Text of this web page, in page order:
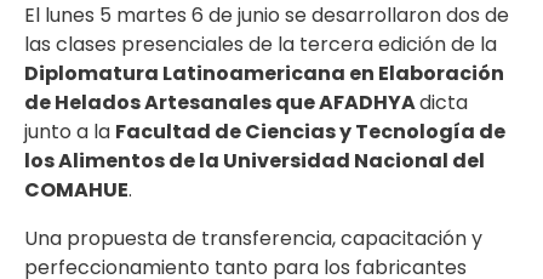
El lunes 5 martes 6 de junio se desarrollaron dos de
las clases presenciales de la tercera edición de la
Diplomatura Latinoamericana en Elaboración
de Helados Artesanales que AFADHYAdicta
junto a la Facultad de Ciencias y Tecnología de
los Alimentos de la Universidad Nacional del
COMAHUE.
Una propuesta de transferencia, capacitación y
perfeccionamiento tanto para los fabricantes